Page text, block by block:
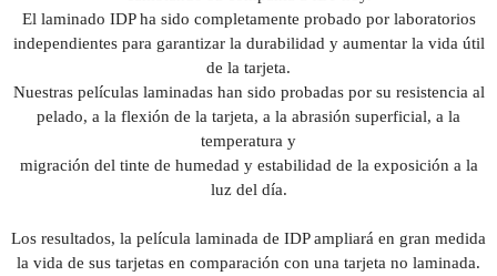
El laminado IDP ha sido completamente probado por laboratorios
independientes para garantizar la durabilidad y aumentar la vida útil
de la tarjeta.
Nuestras películas laminadas han sido probadas por su resistencia al
pelado, a la flexión de la tarjeta, a la abrasión superficial, a la
temperatura y
migración del tinte de humedad y estabilidad de la exposición a la
luz del día.
Los resultados, la película laminada de IDP ampliará en gran medida
la vida de sus tarjetas en comparación con una tarjeta no laminada.